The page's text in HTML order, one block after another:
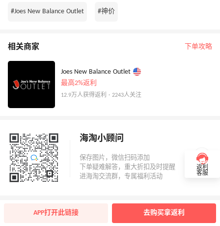
#Joes New Balance Outlet #神价
相关商家 下单攻略
Joes New Balance Outlet
最高2%返利
12.9万人获得返利 · 2243人关注
海淘小顾问
返利
客服
APP打开此链接 去购买拿返利